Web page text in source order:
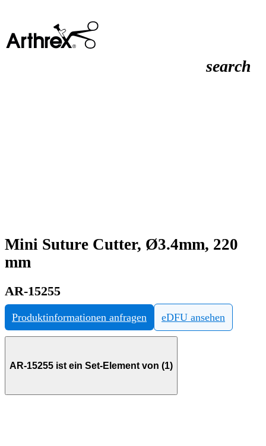
search
Mini Suture Cutter, Ø3.4mm, 220
mm
AR-15255
Produktinformationen anfragen eDFU ansehen
AR-15255 ist ein Set-Element von (1)